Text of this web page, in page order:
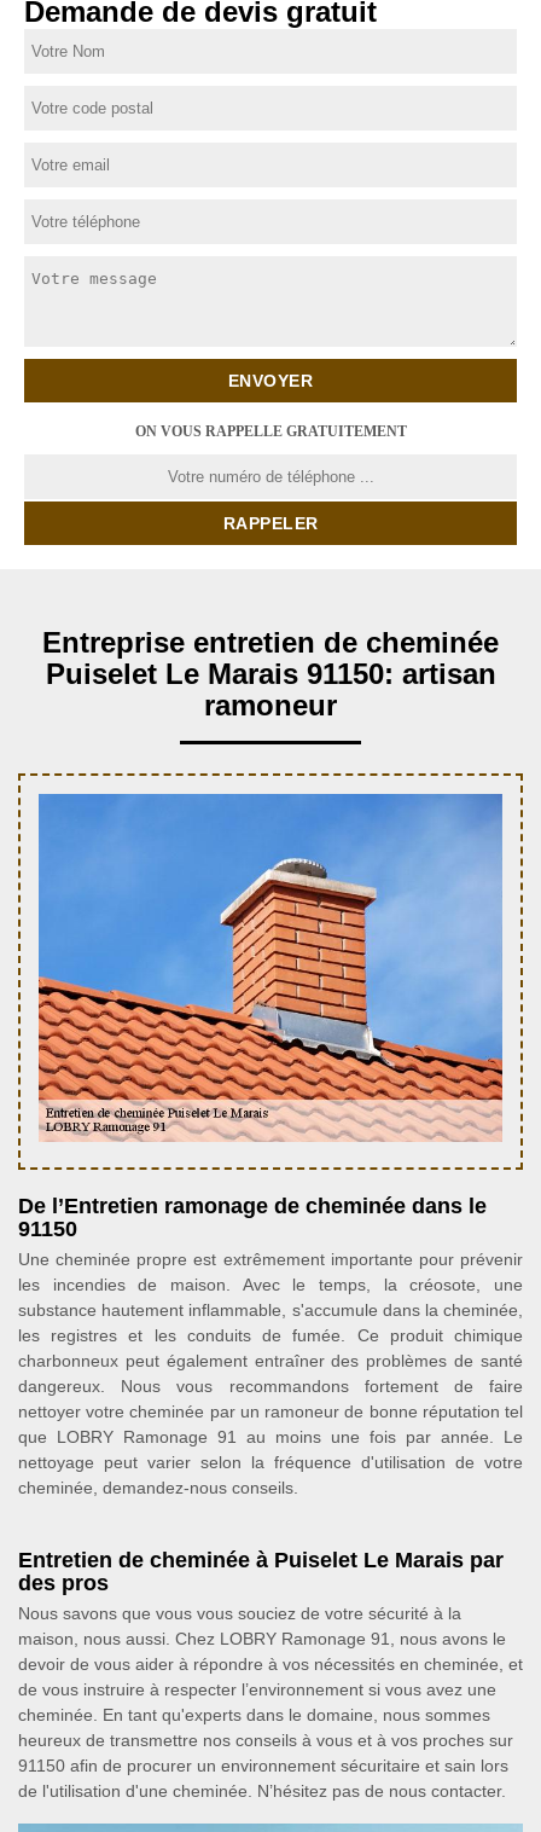
Demande de devis gratuit
ON VOUS RAPPELLE GRATUITEMENT
Entreprise entretien de cheminée
Puiselet Le Marais 91150: artisan
ramoneur
De l’Entretien ramonage de cheminée dans le
91150
Une cheminée propre est extrêmement importante pour prévenir
les incendies de maison. Avec le temps, la créosote, une
substance hautement inflammable, s'accumule dans la cheminée,
les registres et les conduits de fumée. Ce produit chimique
charbonneux peut également entraîner des problèmes de santé
dangereux. Nous vous recommandons fortement de faire
nettoyer votre cheminée par un ramoneur de bonne réputation tel
que LOBRY Ramonage 91 au moins une fois par année. Le
nettoyage peut varier selon la fréquence d'utilisation de votre
cheminée, demandez-nous conseils.
Entretien de cheminée à Puiselet Le Marais par
des pros
Nous savons que vous vous souciez de votre sécurité à la
maison, nous aussi. Chez LOBRY Ramonage 91, nous avons le
devoir de vous aider à répondre à vos nécessités en cheminée, et
de vous instruire à respecter l’environnement si vous avez une
cheminée. En tant qu'experts dans le domaine, nous sommes
heureux de transmettre nos conseils à vous et à vos proches sur
91150 afin de procurer un environnement sécuritaire et sain lors
de l'utilisation d'une cheminée. N’hésitez pas de nous contacter.